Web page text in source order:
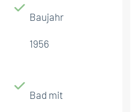
Baujahr
1956
Bad mit